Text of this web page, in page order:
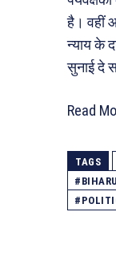
है। वहीं
न्याय के
सुनाई दे
Read
TAGS